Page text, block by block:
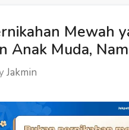
Mewah
Anak Muda,
Jakmin